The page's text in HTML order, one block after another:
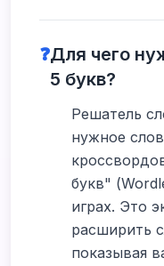
❓Для чего
5 букв?
Решатель
нужное
букв"
играх. Это
расширить
показывая